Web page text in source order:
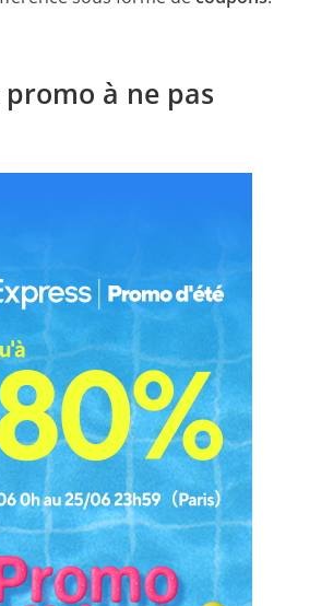
promo à ne pas